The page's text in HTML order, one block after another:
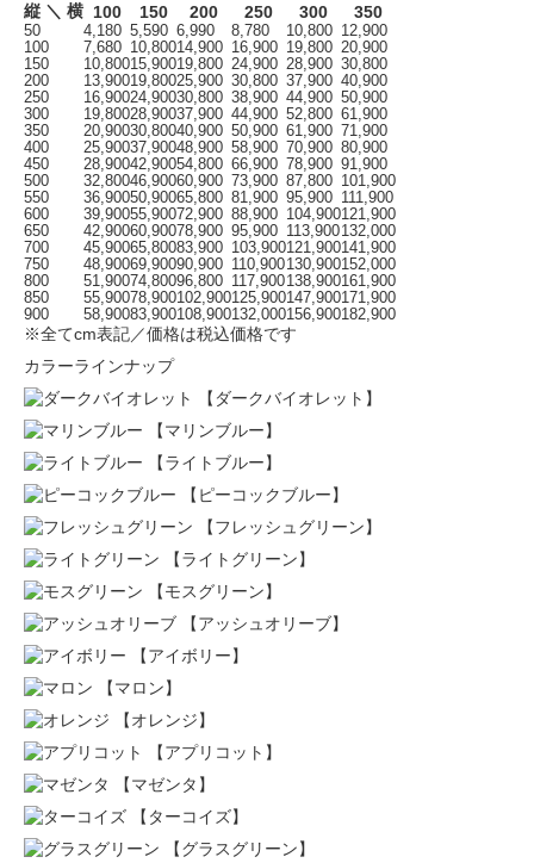
縦 ＼ 横 100 150 200 250 300 350
50 4,180 5,590 6,990 8,780 10,800 12,900
100
7,680 10,80014,900 16,900 19,800 20,900
150
10,80015,90019,800 24,900 28,900 30,800
200
13,90019,80025,900 30,800 37,900 40,900
250
16,90024,90030,800 38,900 44,900 50,900
300
19,80028,90037,900 44,900 52,800 61,900
350
20,90030,80040,900 50,900 61,900
71,900
400
25,90037,90048,900 58,900 70,900 80,900
450
28,90042,90054,800 66,900 78,900 91,900
500
32,80046,90060,900 73,900 87,800 101,900
550
36,90050,90065,800 81,900 95,900 111,900
600
39,90055,90072,900 88,900 104,900121,900
650
42,90060,90078,900 95,900 113,900132,000
700
45,90065,80083,900 103,900121,900141,900
750
48,90069,90090,900 110,900130,900152,000
800
51,90074,80096,800 117,900138,900161,900
850
55,90078,900102,900125,900147,900171,900
900
58,90083,900108,900132,000156,900182,900
※全てcm表記／価格は税込価格です
カラーラインナップ
【ダークバイオレット】
【マリンブルー】
【ライトブルー】
【ピーコックブルー】
【フレッシュグリーン】
【ライトグリーン】
【モスグリーン】
【アッシュオリーブ】
【アイボリー】
【マロン】
【オレンジ】
【アプリコット】
【マゼンタ】
【ターコイズ】
【グラスグリーン】